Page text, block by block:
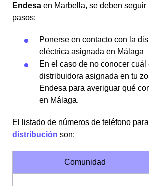
Endesa en Marbella, se deben
pasos:
Ponerse en contacto con la
eléctrica asignada en Málaga
En el caso de no conocer cuál
distribuidora asignada en tu
Endesa para averiguar qué
en Málaga.
El listado de números de teléfono para
distribución son:
Comunidad